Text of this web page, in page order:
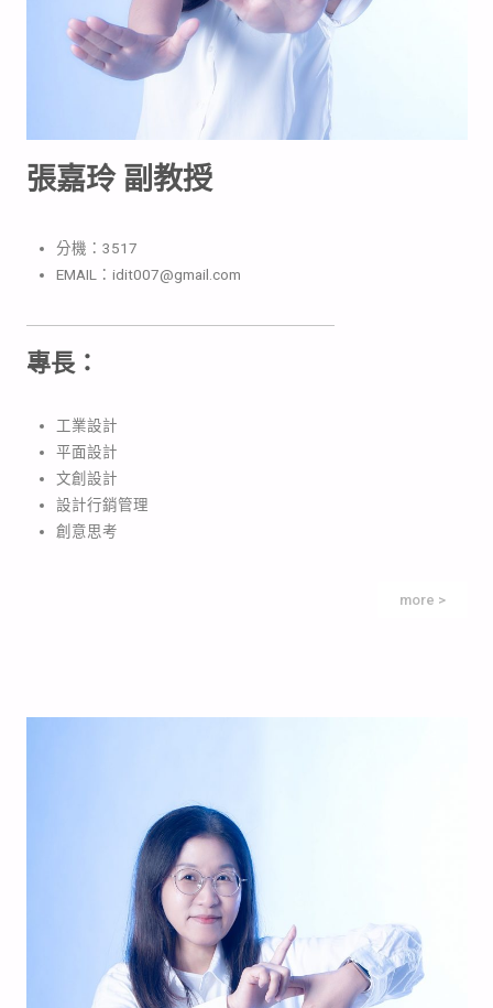
張嘉玲 副教授
分機：3517
EMAIL：idit007@gmail.com
專長：
工業設計
平面設計
文創設計
設計行銷管理
創意思考
more >